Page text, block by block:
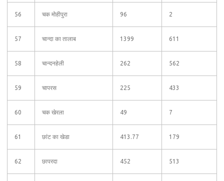
56 चक मोहीपुरा 96 2
57 चान्दा का तालाब 1399 611
58 चान्दनहेली 262 562
59 चापरस 225 433
60 चक खेरला 49 7
61 छांट का खेडा 413.77 179
62 छापरदा 452 513